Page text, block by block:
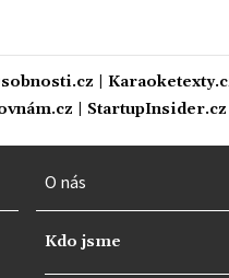
StartupInsider.cz
O nás
Kdo jsme